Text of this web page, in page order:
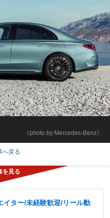
《photo by Mercedes-Benz》
へ戻る
イター/未経験歓迎/リール動